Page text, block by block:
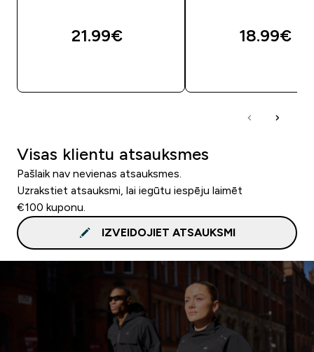
21.99€‎ 18.99€‎
Visas klientu atsauksmes
Pašlaik nav nevienas atsauksmes.
Uzrakstiet atsauksmi, lai iegūtu iespēju laimēt
€100 kuponu.
IZVEIDOJIET ATSAUKSMI